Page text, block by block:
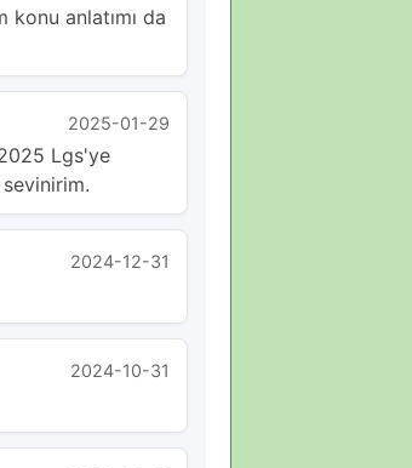
konu anlatımı da
2025-01-29
Lgs'ye
2024-12-31
2024-10-31